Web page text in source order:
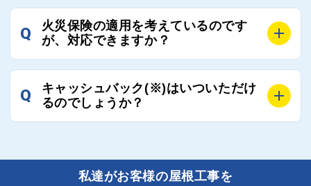
ご連絡いただき、屋根コネクトから直ちに紹介の工事
業者へ状況確認の連絡をし、即時対応するよう指示を
いたしますので、お気軽にお申し付けください。
工事業者の状況や屋根の状態、工事の内容、天候によ
って工事期間は変わりますが、目安としては、おおよ
また、急ぎの場合などは屋根コネクトとしても全面的
にご協力いたしますので、ご相談ください。可能な限
り期間を短縮できる状況の工事業者を選定させていた
だきます。
Q
火災保険の適用を考えているのです
が、対応できますか？
風災補償を適用される場合は、専門家による視察と必
Q
キャッシュバック(※)はいついただけ
るのでしょうか？
了しましたら、キャッシュバック(※)申込みフォーム
に各項目を入力いただいた上で送信してください。
私達がお客様の屋根工事を